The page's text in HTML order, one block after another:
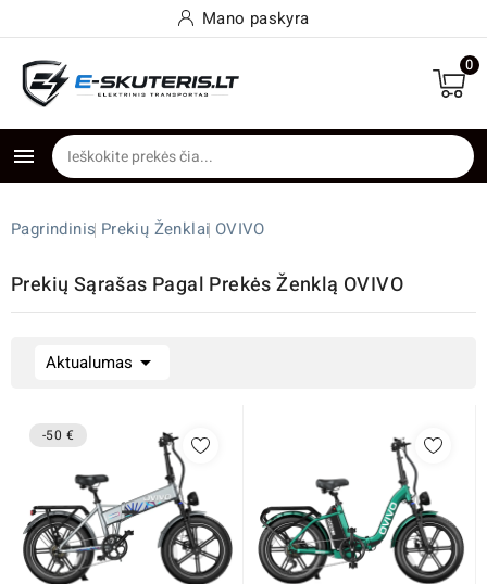
Mano paskyra
0

Pagrindinis Prekių Ženklai OVIVO
Prekių Sąrašas Pagal Prekės Ženklą OVIVO
Aktualumas 
-50 €